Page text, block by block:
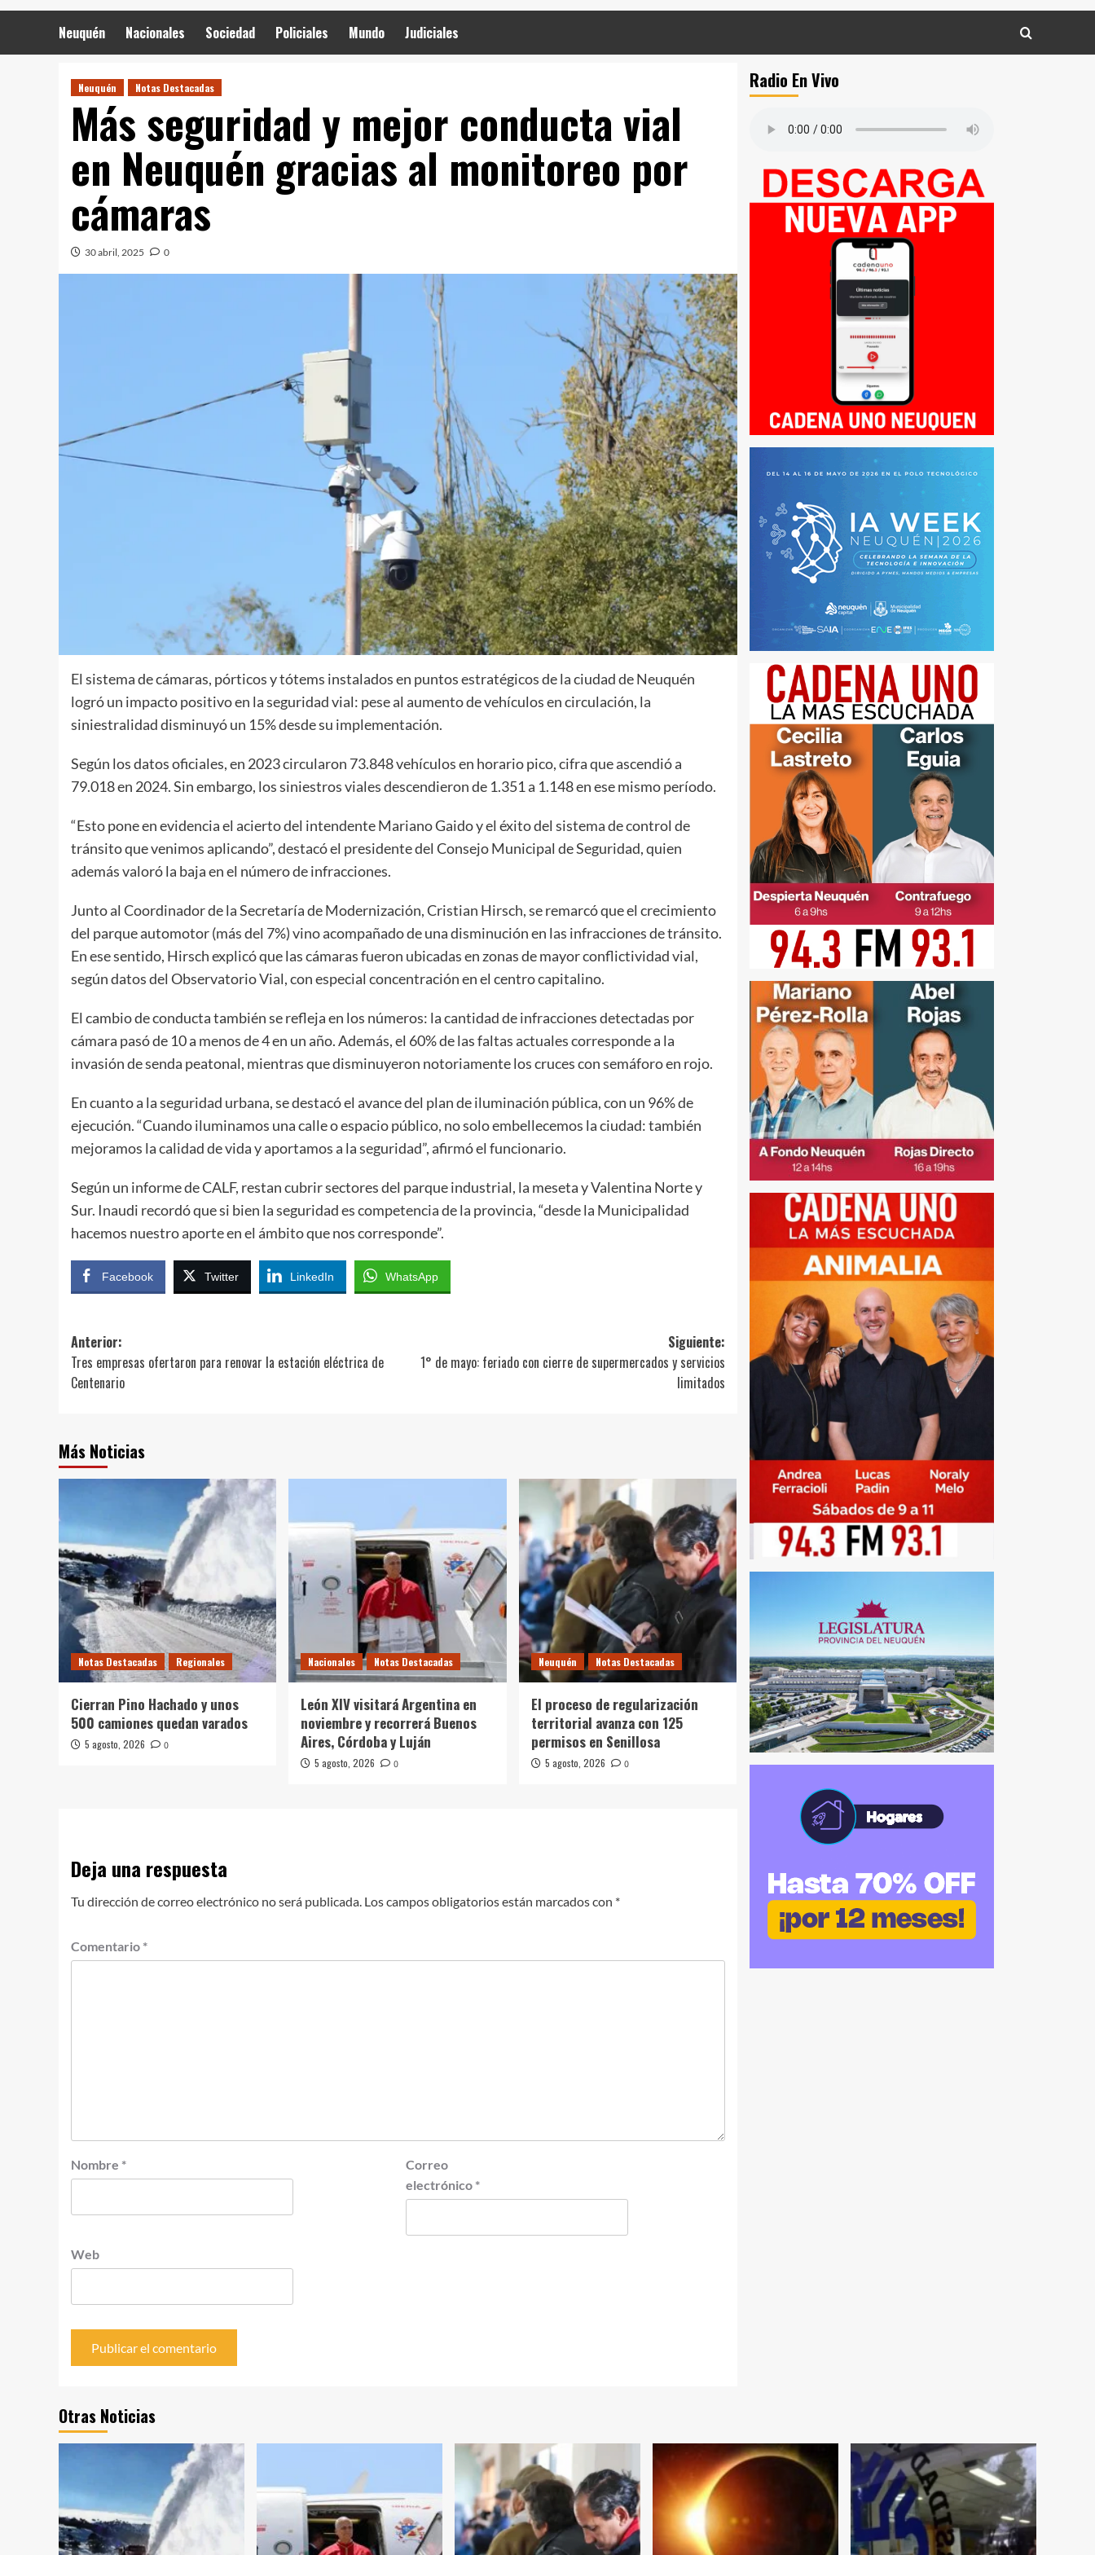
Neuquén Nacionales Sociedad Policiales Mundo Judiciales
Neuquén Notas Destacadas
Más seguridad y mejor conducta vial
en Neuquén gracias al monitoreo por
cámaras
30 abril, 2025 0
El sistema de cámaras, pórticos y tótems instalados en puntos estratégicos de la ciudad de Neuquén
logró un impacto positivo en la seguridad vial: pese al aumento de vehículos en circulación, la
siniestralidad disminuyó un 15% desde su implementación.
Según los datos oficiales, en 2023 circularon 73.848 vehículos en horario pico, cifra que ascendió a
79.018 en 2024. Sin embargo, los siniestros viales descendieron de 1.351 a 1.148 en ese mismo período.
“Esto pone en evidencia el acierto del intendente Mariano Gaido y el éxito del sistema de control de
tránsito que venimos aplicando”, destacó el presidente del Consejo Municipal de Seguridad, quien
además valoró la baja en el número de infracciones.
Junto al Coordinador de la Secretaría de Modernización, Cristian Hirsch, se remarcó que el crecimiento
del parque automotor (más del 7%) vino acompañado de una disminución en las infracciones de tránsito.
En ese sentido, Hirsch explicó que las cámaras fueron ubicadas en zonas de mayor conflictividad vial,
según datos del Observatorio Vial, con especial concentración en el centro capitalino.
El cambio de conducta también se refleja en los números: la cantidad de infracciones detectadas por
cámara pasó de 10 a menos de 4 en un año. Además, el 60% de las faltas actuales corresponde a la
invasión de senda peatonal, mientras que disminuyeron notoriamente los cruces con semáforo en rojo.
En cuanto a la seguridad urbana, se destacó el avance del plan de iluminación pública, con un 96% de
ejecución. “Cuando iluminamos una calle o espacio público, no solo embellecemos la ciudad: también
mejoramos la calidad de vida y aportamos a la seguridad”, afirmó el funcionario.
Según un informe de CALF, restan cubrir sectores del parque industrial, la meseta y Valentina Norte y
Sur. Inaudi recordó que si bien la seguridad es competencia de la provincia, “desde la Municipalidad
hacemos nuestro aporte en el ámbito que nos corresponde”.
Facebook Twitter LinkedIn WhatsApp
Navegación
de
entradas
Anterior:
Tres empresas ofertaron para renovar la estación eléctrica de
Centenario
Siguiente:
1° de mayo: feriado con cierre de supermercados y servicios
limitados
Más Noticias
Notas Destacadas Regionales
Cierran Pino Hachado y unos
500 camiones quedan varados
5 agosto, 2026 0
Nacionales Notas Destacadas
León XIV visitará Argentina en
noviembre y recorrerá Buenos
Aires, Córdoba y Luján
5 agosto, 2026 0
Neuquén Notas Destacadas
El proceso de regularización
territorial avanza con 125
permisos en Senillosa
5 agosto, 2026 0
Deja una respuesta
Tu dirección de correo electrónico no será publicada. Los campos obligatorios están marcados con *
Comentario *
Nombre *
Correo
electrónico *
Web
Radio En Vivo
Otras Noticias